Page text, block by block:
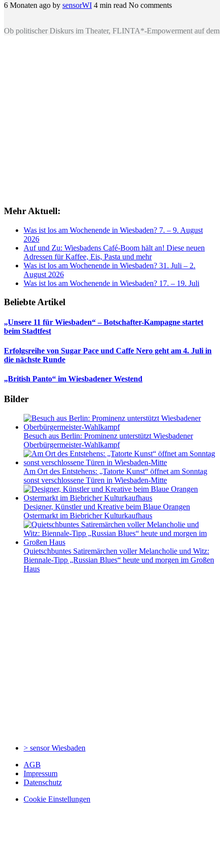
6 Monaten ago by sensorWI 4 min read No comments
Ob politischer Diskurs im Theater, FLINTA*-Empowerment auf
Mehr Aktuell:
Was ist los am Wochenende in Wiesbaden? 7. – 9. August
2026
Auf und Zu: Wiesbadens Café-Boom hält an! Diese neuen
Adressen für Kaffee, Eis, Pasta und mehr
Was ist los am Wochenende in Wiesbaden? 31. Juli – 2.
August 2026
Was ist los am Wochenende in Wiesbaden? 17. – 19. Juli
Beliebte Artikel
„Unsere 11 für Wiesbaden“ – Botschafter-Kampagne startet
beim Stadtfest
Erfolgsreihe von Sugar Pace und Caffe Nero geht am 4. Juli in
die nächste Runde
„British Panto“ im Wiesbadener Westend
Bilder
Besuch aus Berlin: Prominenz unterstützt Wiesbadener
Oberbürgermeister-Wahlkampf
Am Ort des Entstehens: „Tatorte Kunst“ öffnet am Sonntag
sonst verschlossene Türen in Wiesbaden-Mitte
Designer, Künstler und Kreative beim Blaue Orangen
Ostermarkt im Biebricher Kulturkaufhaus
Quietschbuntes Satiremärchen voller Melancholie und Witz:
Biennale-Tipp „Russian Blues“ heute und morgen im Großen
Haus
> sensorWiesbaden
AGB
Impressum
Datenschutz
Cookie Einstellungen